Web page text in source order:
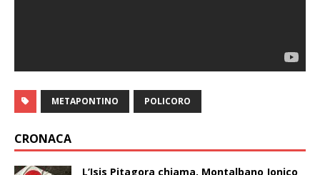
METAPONTINO POLICORO
CRONACA
L’Isis Pitagora chiama, Montalbano Jonico